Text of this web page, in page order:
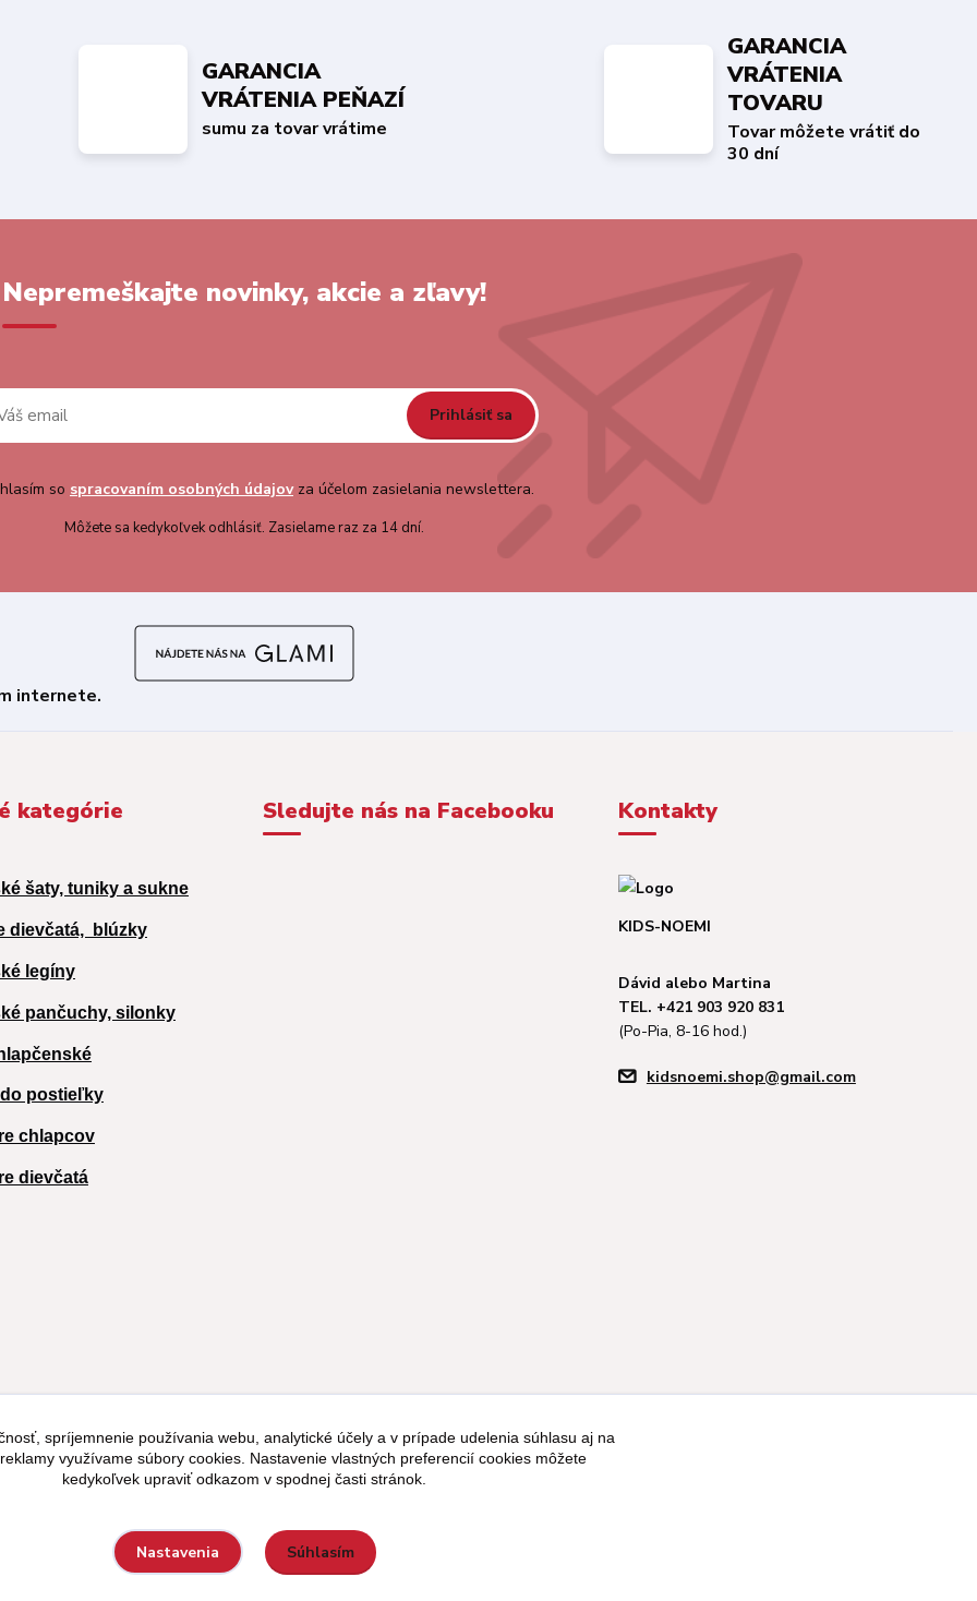
GARANCIA
VRÁTENIA PEŇAZÍ
sumu za tovar vrátime
GARANCIA
VRÁTENIA
TOVARU
Tovar môžete vrátiť do
30 dní
Nepremeškajte novinky, akcie a zľavy!
Prihlásiť sa
so spracovaním osobných údajovza účelom zasielania newslettera.
Môžete sa kedykoľvek odhlásiť. Zasielame raz za 14 dní.
kategórie
šaty, tuniky a sukne
dievčatá, blúzky
legíny
pančuchy, silonky
postieľky
chlapcov
dievčatá
Sledujte nás na Facebooku Kontakty
KIDS-NOEMI
Dávid alebo Martina
TEL. +421 903 920 831
(Po-Pia, 8-16 hod.)
kidsnoemi.shop@gmail.com
spríjemnenie používania webu, analytické účely a v prípade udelenia súhlasu aj na
využívame súbory cookies. Nastavenie vlastných preferencií cookies môžete
kedykoľvek upraviť odkazom v spodnej časti stránok.
Nastavenia Súhlasím